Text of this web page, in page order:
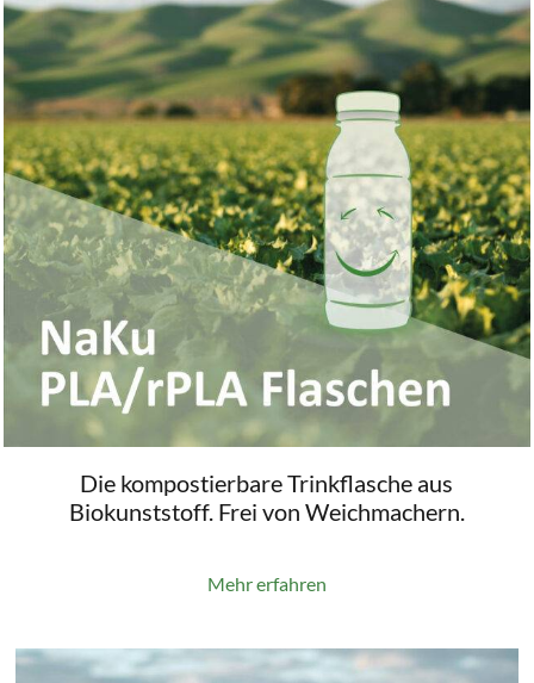
Die kompostierbare Trinkflasche aus
Biokunststoff. Frei von Weichmachern.
Mehr erfahren